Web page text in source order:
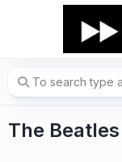
The Beatles